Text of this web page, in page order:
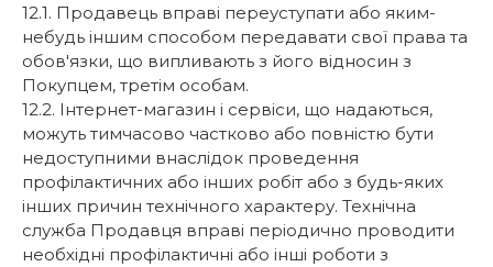
12.1. Продавець вправі переуступати або яким-
небудь іншим способом передавати свої права та
обов'язки, що випливають з його відносин з
Покупцем, третім особам.
12.2. Інтернет-магазин і сервіси, що надаються,
можуть тимчасово частково або повністю бути
недоступними внаслідок проведення
профілактичних або інших робіт або з будь-яких
інших причин технічного характеру. Технічна
служба Продавця вправі періодично проводити
необхідні профілактичні або інші роботи з